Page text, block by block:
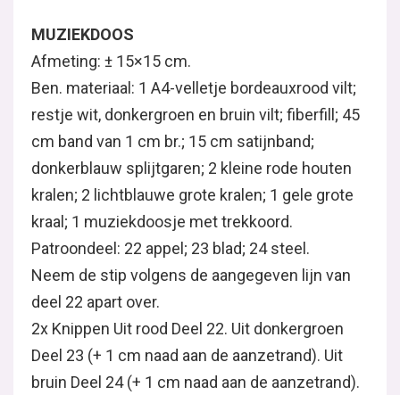
MUZIEKDOOS
Afmeting: ± 15×15 cm.
Ben. materiaal: 1 A4-velletje bordeauxrood vilt;
restje wit, donkergroen en bruin vilt; fiberfill; 45
cm band van 1 cm br.; 15 cm satijnband;
donkerblauw splijtgaren; 2 kleine rode houten
kralen; 2 lichtblauwe grote kralen; 1 gele grote
kraal; 1 muziekdoosje met trekkoord.
Patroondeel: 22 appel; 23 blad; 24 steel.
Neem de stip volgens de aangegeven lijn van
deel 22 apart over.
2x Knippen Uit rood Deel 22. Uit donkergroen
Deel 23 (+ 1 cm naad aan de aanzetrand). Uit
bruin Deel 24 (+ 1 cm naad aan de aanzetrand).